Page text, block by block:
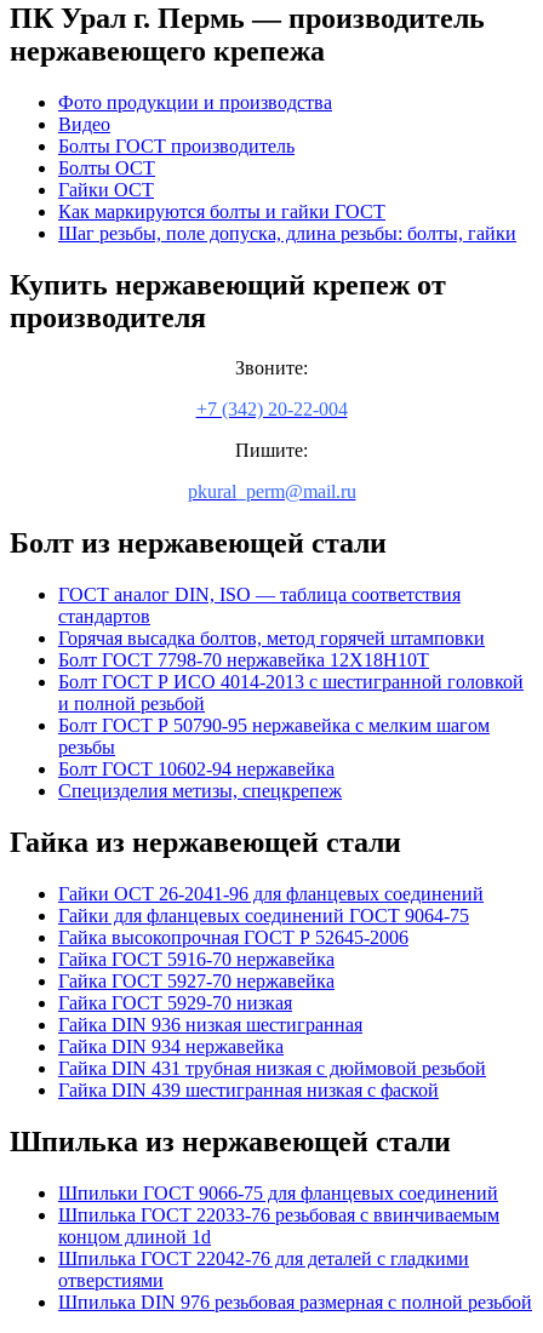
ПК Урал г. Пермь — производитель
нержавеющего крепежа
Фото продукции и производства
Видео
Болты ГОСТ производитель
Болты ОСТ
Гайки ОСТ
Как маркируются болты и гайки ГОСТ
Шаг резьбы, поле допуска, длина резьбы: болты, гайки
Купить нержавеющий крепеж от
производителя
Звоните:
+7 (342) 20-22-004
Пишите:
pkural_perm@mail.ru
Болт из нержавеющей стали
ГОСТ аналог DIN, ISO — таблица соответствия
стандартов
Горячая высадка болтов, метод горячей штамповки
Болт ГОСТ 7798-70 нержавейка 12Х18Н10Т
Болт ГОСТ Р ИСО 4014-2013 с шестигранной головкой
и полной резьбой
Болт ГОСТ Р 50790-95 нержавейка с мелким шагом
резьбы
Болт ГОСТ 10602-94 нержавейка
Специзделия метизы, cпецкрепеж
Гайка из нержавеющей стали
Гайки ОСТ 26-2041-96 для фланцевых соединений
Гайки для фланцевых соединений ГОСТ 9064-75
Гайка высокопрочная ГОСТ Р 52645-2006
Гайка ГОСТ 5916-70 нержавейка
Гайка ГОСТ 5927-70 нержавейка
Гайка ГОСТ 5929-70 низкая
Гайка DIN 936 низкая шестигранная
Гайка DIN 934 нержавейка
Гайка DIN 431 трубная низкая с дюймовой резьбой
Гайка DIN 439 шестигранная низкая с фаской
Шпилька из нержавеющей стали
Шпильки ГОСТ 9066-75 для фланцевых соединений
Шпилька ГОСТ 22033-76 резьбовая с ввинчиваемым
концом длиной 1d
Шпилька ГОСТ 22042-76 для деталей с гладкими
отверстиями
Шпилька DIN 976 резьбовая размерная с полной резьбой